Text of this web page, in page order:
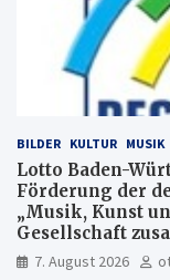
BILDER KULTUR MUSIK
Lotto Baden-
Förderung der
„Musik, Kunst
Gesellschaft
7. August 2026